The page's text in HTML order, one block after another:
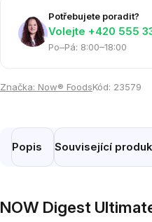
Potřebujete poradit?
Volejte ‭+420 555
Po–Pá: 8:00–18:00
Značka: Now® FoodsKód: 23579
Popis Související
NOW Digest